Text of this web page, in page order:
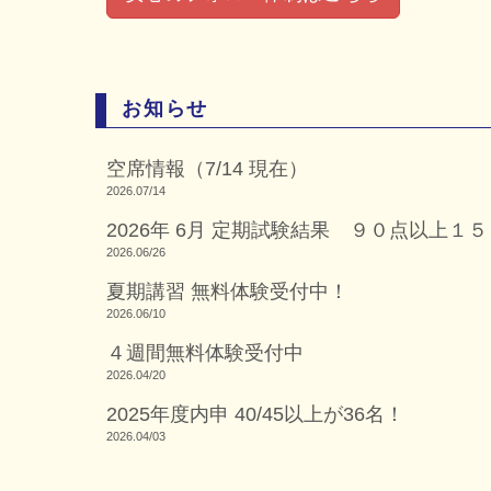
お知らせ
空席情報（7/14 現在）
2026.07/14
2026年 6月 定期試験結果 ９０点以上１５
2026.06/26
夏期講習 無料体験受付中！
2026.06/10
４週間無料体験受付中
2026.04/20
2025年度内申 40/45以上が36名！
2026.04/03